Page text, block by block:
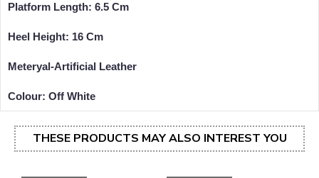
Platform Length: 6.5 Cm
Heel Height: 16 Cm
Meteryal-Artificial Leather
Colour: Off White
THESE PRODUCTS MAY ALSO INTEREST YOU